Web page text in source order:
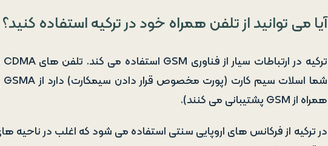
آیا می توانید از تلفن همراه خود در ترکیه استفاده کنید؟
همراه از GSM پشتیبانی می کنند).